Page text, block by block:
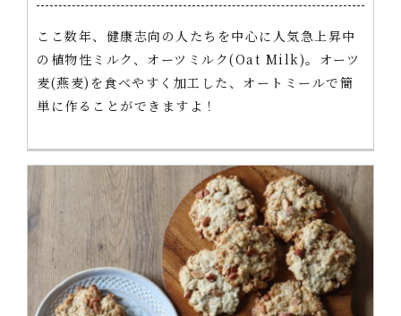
ここ数年、健康志向の人たちを中心に人気急上昇中
の植物性ミルク、オーツミルク(Oat Milk)。オーツ
麦(燕麦)を食べやすく加工した、オートミールで簡
単に作ることができますよ！